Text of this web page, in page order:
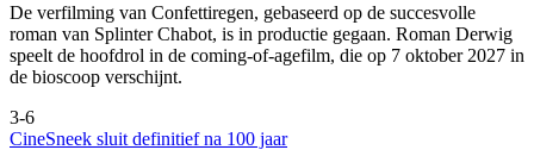
De verfilming van Confettiregen, gebaseerd op de succesvolle
roman van Splinter Chabot, is in productie gegaan. Roman Derwig
speelt de hoofdrol in de coming-of-agefilm, die op 7 oktober 2027 in
de bioscoop verschijnt.
3-6
CineSneek sluit definitief na 100 jaar